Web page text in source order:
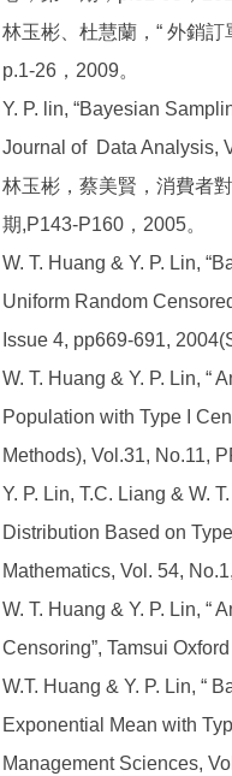
林玉彬、杜慧蘭，“ 外銷
p.1-26，2009。
Y. P. lin, “Bayesian
Journal of Data Analysis,
林玉彬，蔡美賢，消費者
期,P143-P160，2005。
W. T. Huang & Y. P. Lin,
Uniform Random
Issue 4, pp669-691,
W. T. Huang & Y. P. Lin, “
Population with Type I
Methods), Vol.31, No.11,
Y. P. Lin, T.C. Liang & W.
Distribution Based on
Mathematics, Vol. 54,
W. T. Huang & Y. P. Lin, “
Censoring”, Tamsui
W.T. Huang & Y. P. Lin, “
Exponential Mean with
Management Sciences,